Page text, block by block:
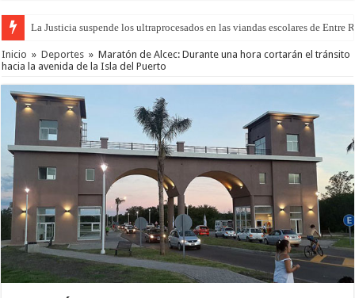
La Justicia suspende los ultraprocesados en las viandas escolares de Entre
Se presentará la obra “La Runfla de los Macanos”
Inicio » Deportes » Maratón de Alcec: Durante una hora cortarán el tránsito
hacia la avenida de la Isla del Puerto